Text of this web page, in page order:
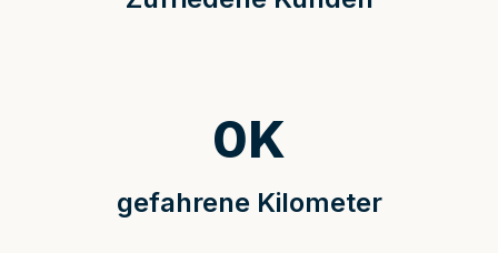
gefahrene Kilometer
0K